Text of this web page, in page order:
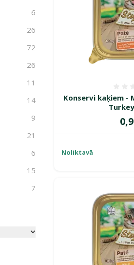
6
26
72
26
11
14
9
21
6
15
7
Konservi kaķiem -
Noliktavā